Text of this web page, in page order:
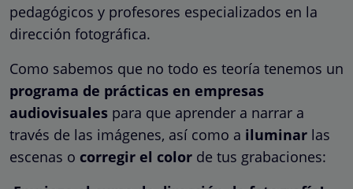
pedagógicos y profesores especializados en la
dirección fotográfica.
Como sabemos que no todo es teoría tenemos un
programa de prácticas en empresas
audiovisuales para que aprender a narrar a
través de las imágenes, así como a iluminar las
escenas o corregir el color de tus grabaciones: